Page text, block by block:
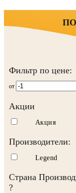
Фильтр по цене:
от
Акции
Акция
Производители:
Legend
Страна
?